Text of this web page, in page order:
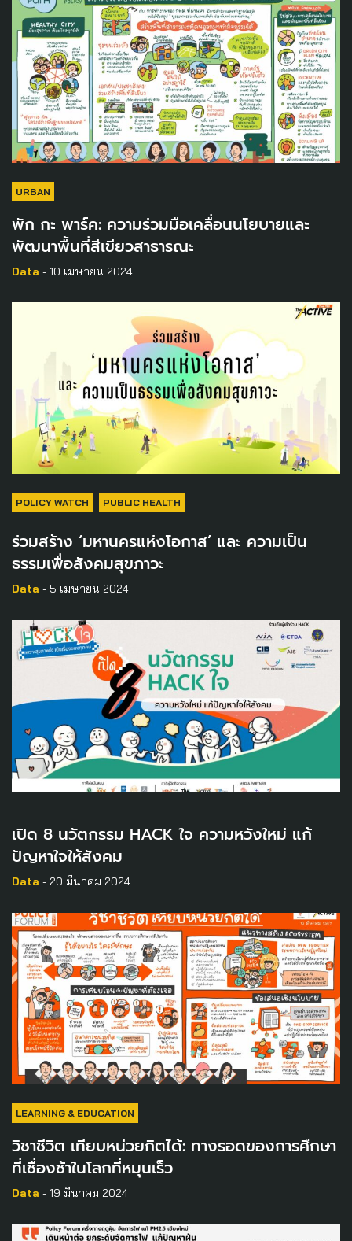
URBAN
พัก กะ พาร์ค: ความร่วมมือเคลื่อนนโยบายและ
พัฒนาพื้นที่สีเขียวสาธารณะ
Data - 10 เมษายน 2024
POLICY WATCH PUBLIC HEALTH
ร่วมสร้าง ‘มหานครแห่งโอกาส’ และ ความเป็น
ธรรมเพื่อสังคมสุขภาวะ
Data - 5 เมษายน 2024
เปิด 8 นวัตกรรม HACK ใจ ความหวังใหม่ แก้
ปัญหาใจให้สังคม
Data - 20 มีนาคม 2024
LEARNING & EDUCATION
วิชาชีวิต เทียบหน่วยกิตได้: ทางรอดของการศึกษา
ที่เชื่องช้าในโลกที่หมุนเร็ว
Data - 19 มีนาคม 2024